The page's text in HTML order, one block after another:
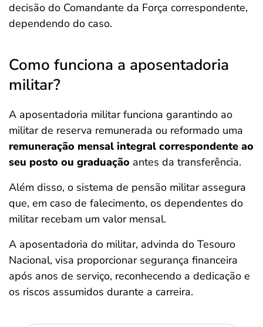
decisão do Comandante da Força correspondente,
dependendo do caso.
Como funciona a aposentadoria
militar?
A aposentadoria militar funciona garantindo ao
militar de reserva remunerada ou reformado uma
remuneração mensal integral correspondente ao
seu posto ou graduação antes da transferência.
Além disso, o sistema de pensão militar assegura
que, em caso de falecimento, os dependentes do
militar recebam um valor mensal.
A aposentadoria do militar, advinda do Tesouro
Nacional, visa proporcionar segurança financeira
após anos de serviço, reconhecendo a dedicação e
os riscos assumidos durante a carreira.